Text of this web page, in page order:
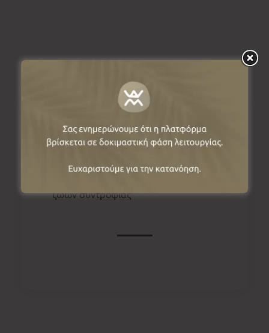
Πληροφορίες
ζώων συντροφιάς